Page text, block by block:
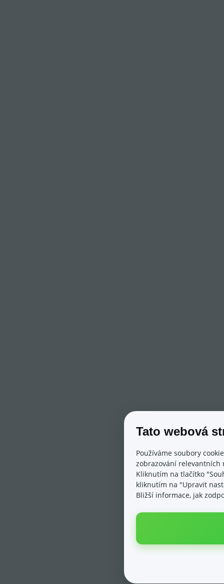
Tato webová
Používáme soubory
zobrazování relevantních
Kliknutím na tlačítko
kliknutím na "Upravit
Bližší informace, jak